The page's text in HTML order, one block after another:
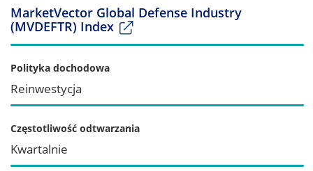
MarketVector Global Defense Industry
(MVDEFTR) Index
Polityka dochodowa
Reinwestycja
Częstotliwość odtwarzania
Kwartalnie